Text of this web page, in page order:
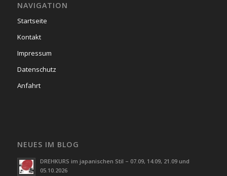
NAVIGATION
Startseite
Kontakt
Impressum
Datenschutz
Anfahrt
NEUES IM BLOG
DREHKURS im japanischen Stil – 07.09, 14.09, 21.09 und
05.10.2026